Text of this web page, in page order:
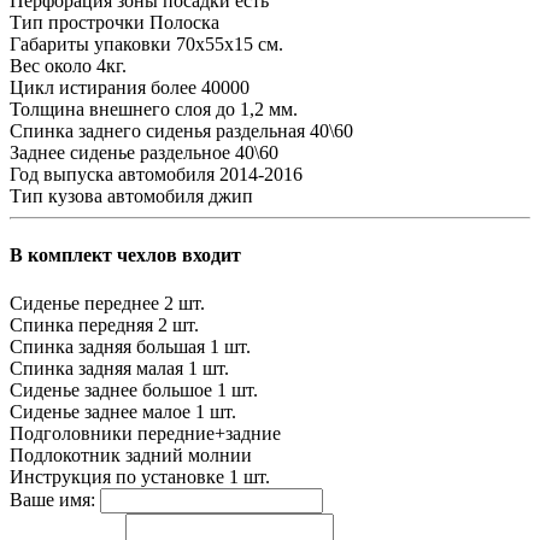
Тип прострочки Полоска
Габариты упаковки 70х55х15 см.
Вес около 4кг.
Цикл истирания более 40000
Толщина внешнего слоя до 1,2 мм.
Спинка заднего сиденья раздельная 40\60
Заднее сиденье раздельное 40\60
Год выпуска автомобиля 2014-2016
Тип кузова автомобиля джип
В комплект чехлов входит
Сиденье переднее 2 шт.
Спинка передняя 2 шт.
Спинка задняя большая 1 шт.
Спинка задняя малая 1 шт.
Сиденье заднее большое 1 шт.
Сиденье заднее малое 1 шт.
Подголовники передние+задние
Подлокотник задний молнии
Инструкция по установке 1 шт.
Ваше имя: